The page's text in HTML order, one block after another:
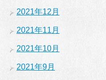
2021年12月
2021年11月
2021年10月
2021年9月